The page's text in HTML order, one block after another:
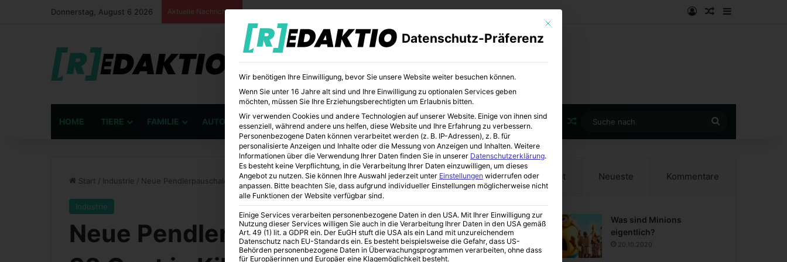
Donnerstag, August 6 2026 Aktuelle Nachrichten AnmeldenZufälliger
HOME TIERE FAMILIE AUTO BÜCHER BILDUNG KUNST Zufälliger Artikel
nach
Start / Industrie / Neue Pendlerpauschale ab 2026: 38 Cent je Kilometer – was sich wirklich ändert
Industrie
Neue Pendlerpauschale ab 2026:
Beliebt Neueste Kommentare
Was sind Minions
eigentlich?
20.10.2020
Mit diesem Button wird der Dialog geschlossen. Seine Funktionalität ist
Datenschutz-Präferenz
Wir benötigen Ihre Einwilligung, bevor Sie unsere Website weiter besuchen können.
Wenn Sie unter 16 Jahre alt sind und Ihre Einwilligung zu optionalen Services geben
möchten, müssen Sie Ihre Erziehungsberechtigten um Erlaubnis bitten.
Wir verwenden Cookies und andere Technologien auf unserer Website. Einige von ihnen sind
essenziell, während andere uns helfen, diese Website und Ihre Erfahrung zu verbessern.
Personenbezogene Daten können verarbeitet werden (z. B. IP-Adressen), z. B. für
personalisierte Anzeigen und Inhalte oder die Messung von Anzeigen und Inhalten. Weitere
Informationen über die Verwendung Ihrer Daten finden Sie in unserer Datenschutzerklärung.
Es besteht keine Verpflichtung, in die Verarbeitung Ihrer Daten einzuwilligen, um dieses
Angebot zu nutzen. Sie können Ihre Auswahl jederzeit unter Einstellungen widerrufen oder
anpassen. Bitte beachten Sie, dass aufgrund individueller Einstellungen möglicherweise nicht
alle Funktionen der Website verfügbar sind.
Einige Services verarbeiten personenbezogene Daten in den USA. Mit Ihrer Einwilligung zur
Nutzung dieser Services willigen Sie auch in die Verarbeitung Ihrer Daten in den USA gemäß
Art. 49 (1) lit. a GDPR ein. Der EuGH stuft die USA als ein Land mit unzureichendem
Datenschutz nach EU-Standards ein. Es besteht beispielsweise die Gefahr, dass US-
Behörden personenbezogene Daten in Überwachungsprogrammen verarbeiten, ohne dass
für Europäerinnen und Europäer eine Klagemöglichkeit besteht.